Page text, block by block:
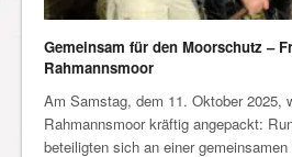
Gemeinsam für den Moorschutz –
Rahmannsmoor
Am Samstag, dem 11. Oktober 2025,
Rahmannsmoor kräftig angepackt:
beteiligten sich an einer